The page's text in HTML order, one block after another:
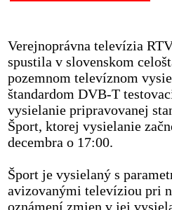
Verejnoprávna televízia
spustila v slovenskom
pozemnom televíznom
štandardom DVB-T
vysielanie pripravovanej
Šport, ktorej vysielanie
decembra o 17:00.
Šport je vysielaný s
avizovanými televíziou pri
oznámení zmien v jej